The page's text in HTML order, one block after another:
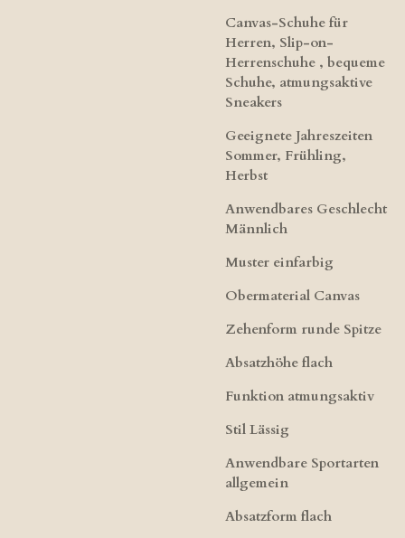
Canvas-Schuhe für
Herren, Slip-on-
Herrenschuhe , bequeme
Schuhe, atmungsaktive
Sneakers
Geeignete Jahreszeiten
Sommer, Frühling,
Herbst
Anwendbares Geschlecht
Männlich
Muster einfarbig
Obermaterial Canvas
Zehenform runde Spitze
Absatzhöhe flach
Funktion atmungsaktiv
Stil Lässig
Anwendbare Sportarten
allgemein
Absatzform flach